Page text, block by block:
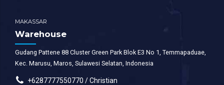
MAKASSAR
Warehouse
Gudang Pattene 88 Cluster Green Park Blok E3 No 1, Temmapaduae,
Kec. Marusu, Maros, Sulawesi Selatan, Indonesia
+6287777550770 / Christian